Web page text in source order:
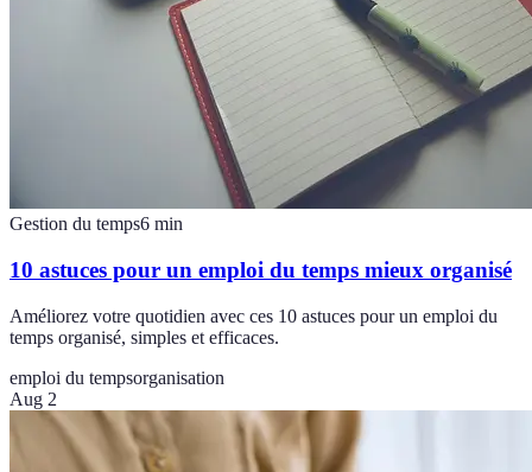
Gestion du temps6 min
10 astuces pour un emploi du temps mieux organisé
Améliorez votre quotidien avec ces 10 astuces pour un emploi du
temps organisé, simples et efficaces.
emploi du tempsorganisation
Aug 2